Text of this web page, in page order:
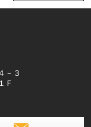
－３
Ｆ